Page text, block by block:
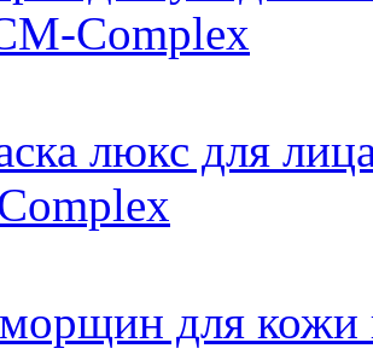
Complex
люкс для
для кожи